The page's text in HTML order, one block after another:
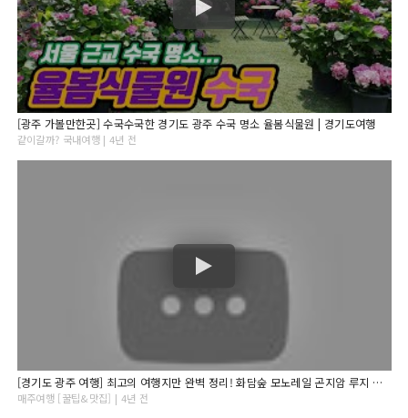
[광주 가볼만한곳] 수국수국한 경기도 광주 수국 명소 율봄식물원 | 경기도여행
같이갈까? 국내여행 | 4년 전
[경기도 광주 여행] 최고의 여행지만 완벽 정리! 화담숲 모노레일 곤지암 루지 지월농원 아이와 여행 서울 근교 가볼만한 곳 경기도 광주 당일치기 여행 액티비티 가을 여행 단풍 추천
매주여행 [꿀팁&맛집] | 4년 전